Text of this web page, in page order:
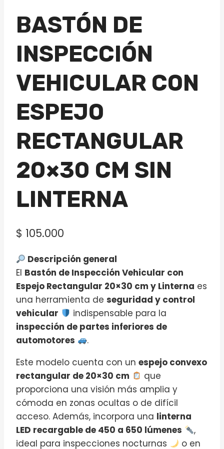
BASTÓN DE
INSPECCIÓN
VEHICULAR CON
ESPEJO
RECTANGULAR
20×30 CM SIN
LINTERNA
$ 105.000
Descripción general
El Bastón de Inspección Vehicular con
Espejo Rectangular 20×30 cm y Linterna es
una herramienta de seguridad y control
vehicular
indispensable para la
inspección de partes inferiores de
automotores
.
Este modelo cuenta con un espejo convexo
rectangular de 20×30 cm
que
proporciona una visión más amplia y
cómoda en zonas ocultas o de difícil
acceso. Además, incorpora una linterna
LED recargable de 450 a 650 lúmenes
,
ideal para inspecciones nocturnas
o en